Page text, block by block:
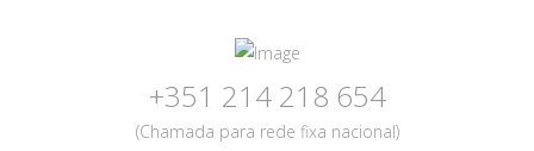
+351 214 218 654
(Chamada para rede fixa nacional)